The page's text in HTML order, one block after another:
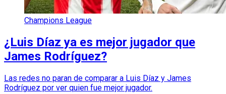
Champions League
¿Luis Díaz ya es mejor jugador que
James Rodríguez?
Las redes no paran de comparar a Luis Díaz y James
Rodríguez por ver quien fue mejor jugador.